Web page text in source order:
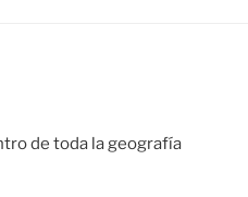
de toda la geografía